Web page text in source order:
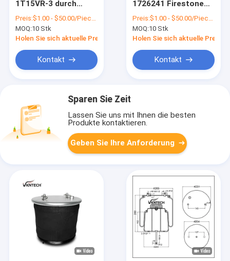
1T15VR-3 durch
ersetzt
Preis:$1.00 - $50.00/Pieces
MOQ:10 Stk
Holen Sie sich aktuelle Preis
Kontakt
1726241 Firestone
Goodyear 1R11-840
566-22-3545
ERSETZEN DURCH
Preis:$1.00 - $50.00/Pieces
MOQ:10 Stk
Holen Sie sich aktuelle Preis
Kontakt
Sparen Sie Zeit
Lassen Sie uns mit Ihnen die besten
Produkte kontaktieren.
Geben Sie Ihre Anforderung